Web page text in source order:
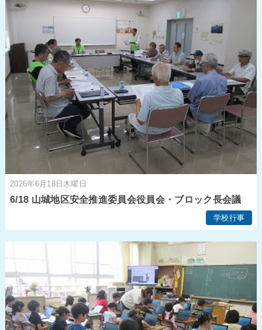
2026年6月18日木曜日
6/18 山城地区安全推進委員会役員会・ブロック長会議
学校行事